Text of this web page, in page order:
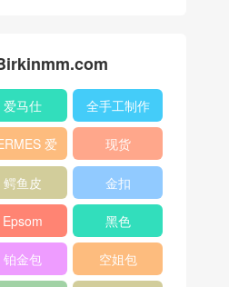
爱马仕 全手工制作
爱
马仕
现货
鳄鱼皮 金扣
Epsom 黑色
铂金包 空姐包